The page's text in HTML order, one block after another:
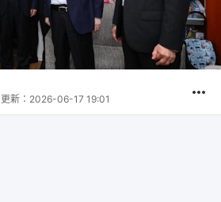
更新： 2026-06-17 19:01